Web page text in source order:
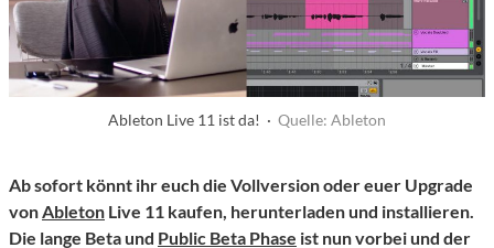
Ableton Live 11 ist da! · Quelle: Ableton
Ab sofort könnt ihr euch die Vollversion oder euer Upgrade
vonAbleton Live 11 kaufen, herunterladen und installieren.
Die lange Beta und Public Beta Phase ist nun vorbei und der